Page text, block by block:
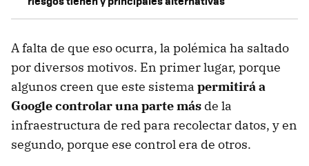
A falta de que eso ocurra, la polémica ha saltado
por diversos motivos. En primer lugar, porque
algunos creen que este sistema permitirá a
Google controlar una parte más de la
infraestructura de red para recolectar datos, y en
segundo, porque ese control era de otros.